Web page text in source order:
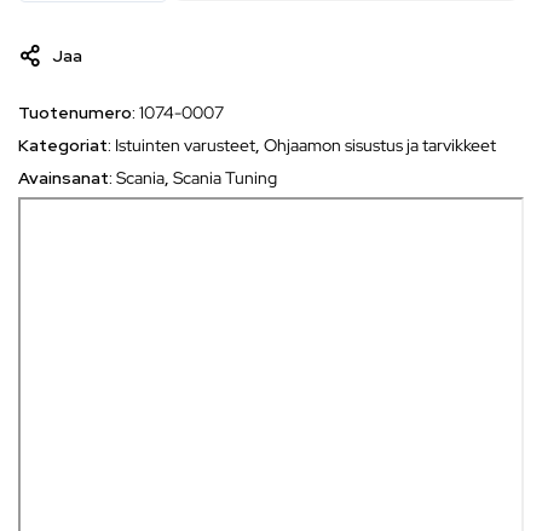
Jaa
Tuotenumero: 1074-0007
Kategoriat: Istuinten varusteet, Ohjaamon sisustus ja tarvikkeet
Avainsanat: Scania, Scania Tuning